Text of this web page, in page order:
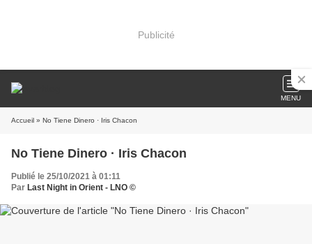
Publicité
MENU
Accueil » No Tiene Dinero · Iris Chacon
No Tiene Dinero · Iris Chacon
Publié le 25/10/2021 à 01:11
Par Last Night in Orient - LNO ©